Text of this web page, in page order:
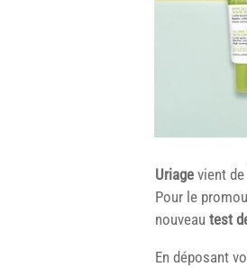
Uriage vient
Pour le
nouveau test
En déposant